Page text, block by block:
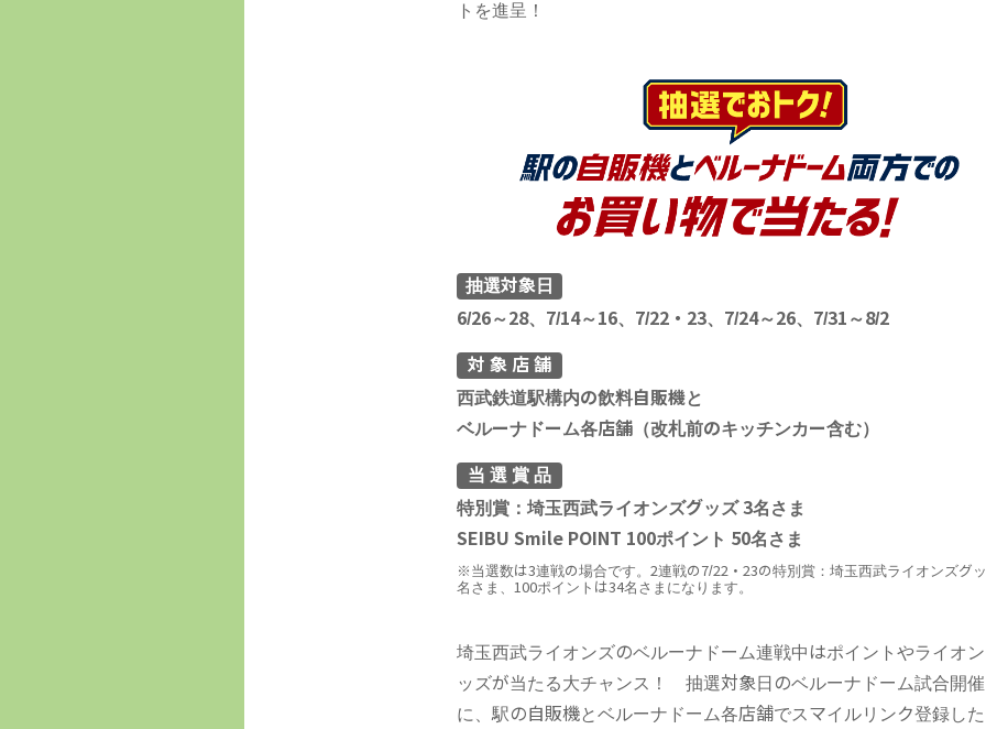
トを進呈！
抽選対象日
6/26～28、7/14～16、7/22・23、7/24～26、7/31～8/2
対象店 舗
西武鉄道駅構内の飲料自販機と
ベルーナドーム各店舗（改札前のキッチンカー含む）
当選賞 品
特別賞：埼玉西武ライオンズグッズ 3名さま
SEIBU Smile POINT 100ポイント 50名さま
※当選数は3連戦の場合です。2連戦の7/22・23の特別賞：埼玉西武ライオンズグ
名さま、100ポイントは34名さまになります。
埼玉西武ライオンズのベルーナドーム連戦中はポイントやライオ
ッズが当たる大チャンス！ 抽選対象日のベルーナドーム試合開
に、駅の自販機とベルーナドーム各店舗でスマイルリンク登録した